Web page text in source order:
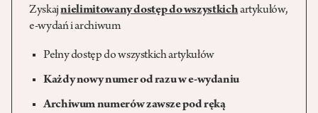
Zyskajnielimitowany dostęp do wszystkichartykułów,
e-wydań i archiwum
Pełny dostęp do wszystkich artykułów
Każdy nowy numer od razu w e-wydaniu
Archiwum numerów zawsze pod ręką